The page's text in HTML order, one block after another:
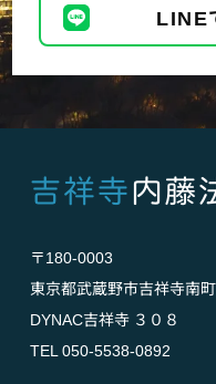
LINE
〒180-0003
東京都武蔵野市吉祥寺南
DYNAC吉祥寺 ３０８
TEL 050-5538-0892